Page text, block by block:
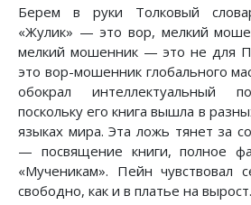
Берем в руки Толковый
«Жулик» — это вор, мелкий
мелкий мошенник — это не для
это вор-мошенник глобального
обокрал интеллектуальный
поскольку его книга вышла в
языках мира. Эта ложь тянет за
— посвящение книги, полное
«Мученикам». Пейн
свободно, как и в платье на вырост.